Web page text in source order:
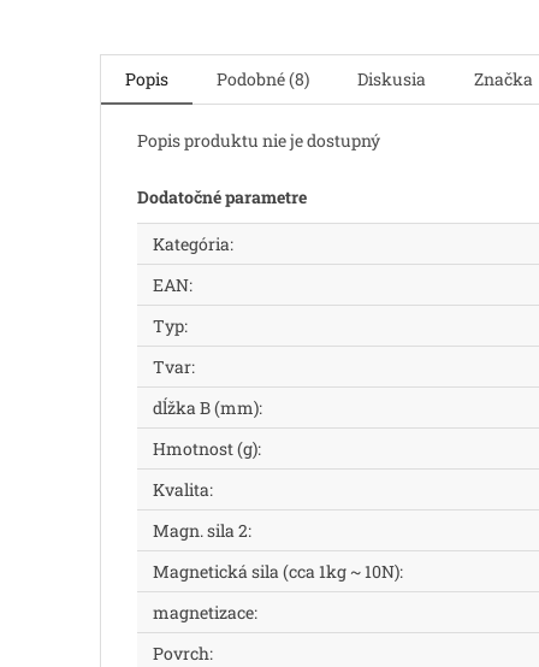
Popis Podobné (8) Diskusia Značka
Popis produktu nie je dostupný
Dodatočné parametre
Kategória:
EAN:
Typ:
Tvar:
dĺžka B (mm):
Hmotnost (g):
Kvalita:
Magn. sila 2:
Magnetická sila (cca 1kg ~ 10N):
magnetizace:
Povrch: